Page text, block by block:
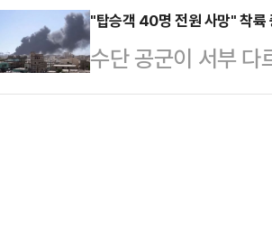
게 배신자인가"라며
의 배신자"라고 일
민주주의를 지켜낸
졌다.지난 7일 유튜
오징어 난전 식당
머니 응대가 충분히
"탑승객 40명 전원 사망" 착륙
수단 공군이 서부
를 격추해 탑승자